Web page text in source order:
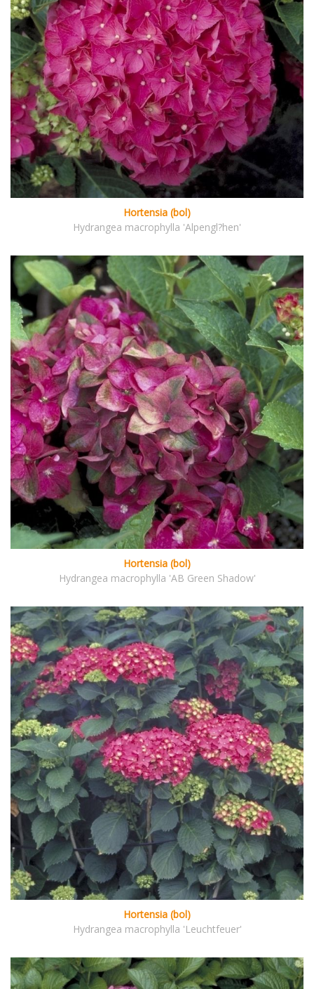
Hortensia (bol)
Hydrangea macrophylla 'Alpengl?hen'
Hortensia (bol)
Hydrangea macrophylla 'AB Green Shadow'
Hortensia (bol)
Hydrangea macrophylla 'Leuchtfeuer'